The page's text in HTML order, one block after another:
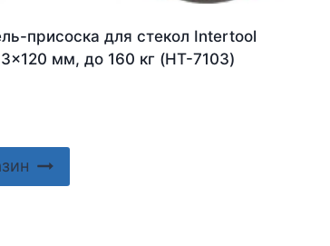
присоска для стекол Intertool
мм, до 160 кг (HT-7103)